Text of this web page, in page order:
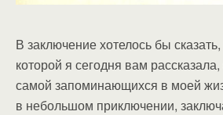
В заключение хотелось бы
которой я сегодня вам
самой запоминающихся в моей
в небольшом приключении,